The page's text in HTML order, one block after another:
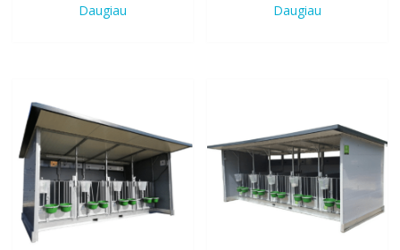
Daugiau Daugiau